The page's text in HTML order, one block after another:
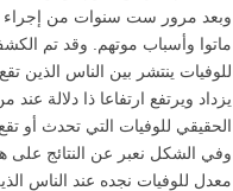
وبعد مرور ست سنوات من إجراء
ماتوا وأسباب موتهم. وقد تم
للوفيات ينتشر بين الناس الذين
يزداد ويرتفع ارتفاعا ذا دلالة
الحقيقي للوفيات التي تحدث أو
وفي الشكل نعبر عن النتائج على
معدل للوفيات نجده عند الناس